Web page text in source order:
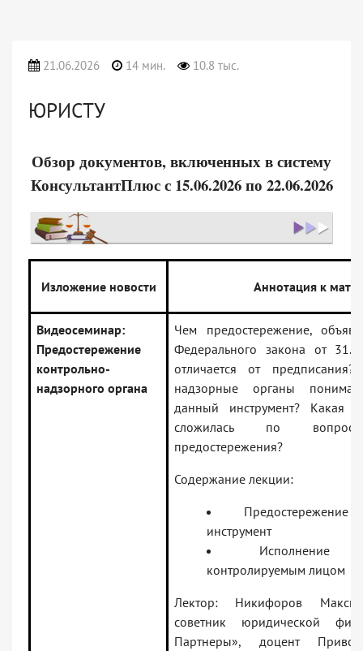
21.06.2026 14 мин. 10.8 тыс.
ЮРИСТУ
Обзор документов, включенных в систему
КонсультантПлюс с 15.06.2026 по 22.06.2026
Изложение новости Аннотация к
Видеосеминар:
Предостережение
контрольно-
надзорного органа
Чем предостережение,
Федерального закона от
отличается от
надзорные органы
данный инструмент? Какая
сложилась по
предостережения?
Содержание лекции:
инструмент
Исполнение
контролируемым лицом
Лектор: Никифоров
советник юридической
Партнеры», доцент